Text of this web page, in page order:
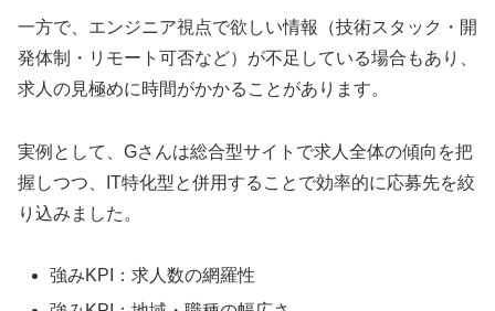
一方で、エンジニア視点で欲しい情報（技術スタック・開
発体制・リモート可否など）が不足している場合もあり、
求人の見極めに時間がかかることがあります。
実例として、Gさんは総合型サイトで求人全体の傾向を把
握しつつ、IT特化型と併用することで効率的に応募先を絞
り込みました。
強みKPI：求人数の網羅性